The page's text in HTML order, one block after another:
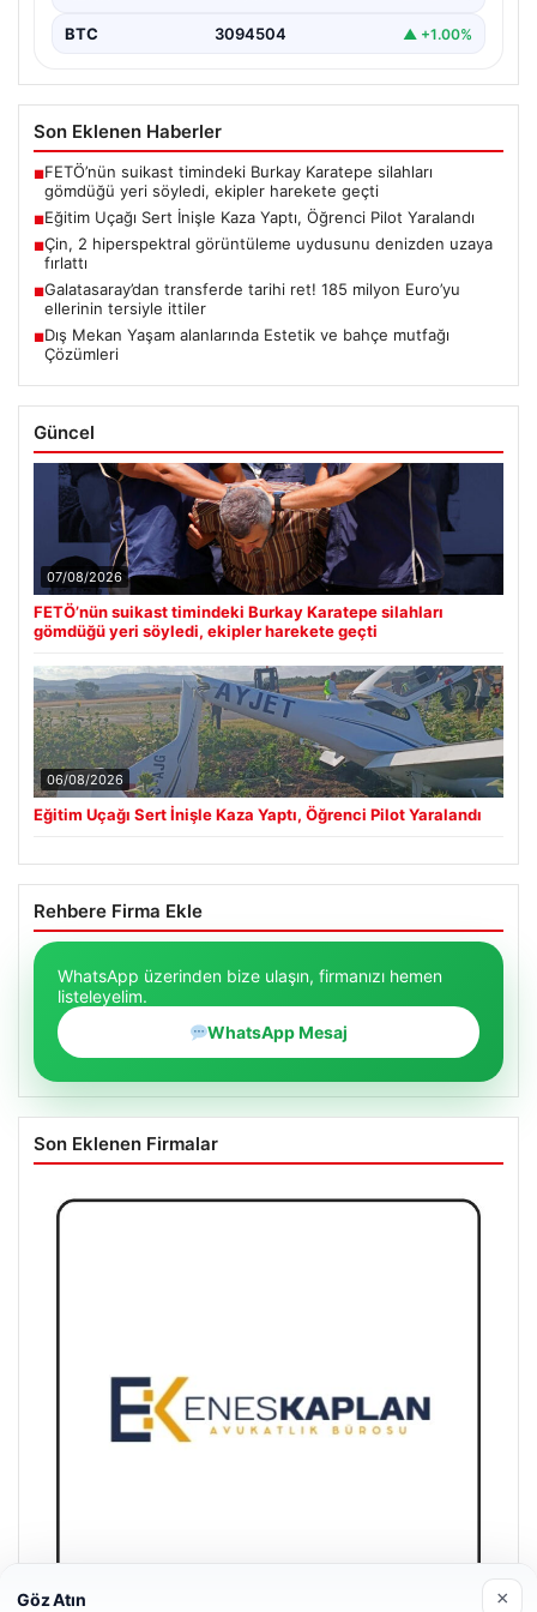
BTC 3094504 ▲ +1.00%
Son Eklenen Haberler
■FETÖ’nün suikast timindeki Burkay Karatepe silahları
gömdüğü yeri söyledi, ekipler harekete geçti
■Eğitim Uçağı Sert İnişle Kaza Yaptı, Öğrenci Pilot Yaralandı
■Çin, 2 hiperspektral görüntüleme uydusunu denizden uzaya
fırlattı
■Galatasaray’dan transferde tarihi ret! 185 milyon Euro’yu
ellerinin tersiyle ittiler
■Dış Mekan Yaşam alanlarında Estetik ve bahçe mutfağı
Çözümleri
Güncel
07/08/2026
FETÖ’nün suikast timindeki Burkay Karatepe silahları
gömdüğü yeri söyledi, ekipler harekete geçti
06/08/2026
Eğitim Uçağı Sert İnişle Kaza Yaptı, Öğrenci Pilot Yaralandı
Rehbere Firma Ekle
WhatsApp üzerinden bize ulaşın, firmanızı hemen
listeleyelim.
WhatsApp Mesaj
Son Eklenen Firmalar
Göz Atın ×